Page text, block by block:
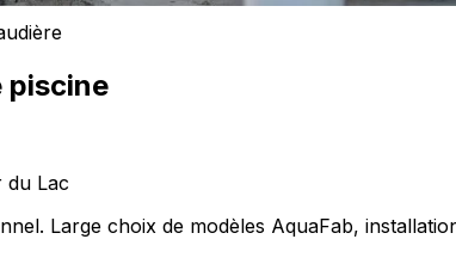
piscine
du Lac
Large choix de modèles AquaFab,